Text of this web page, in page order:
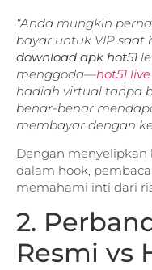
“Anda mungkin
bayar untuk VIP saat
download apk hot51
menggoda—hot51 live
hadiah virtual tanpa
benar-benar
membayar dengan
Dengan menyelipkan
dalam hook,
memahami inti dari
2.
Resmi vs